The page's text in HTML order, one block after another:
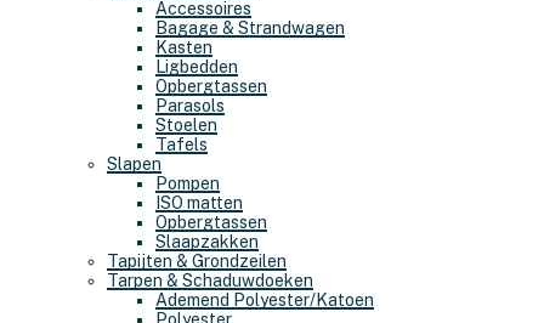
Accessoires
Bagage & Strandwagen
Kasten
Ligbedden
Opbergtassen
Parasols
Stoelen
Tafels
Slapen
Pompen
ISO matten
Opbergtassen
Slaapzakken
Tapijten & Grondzeilen
Tarpen & Schaduwdoeken
Ademend Polyester/Katoen